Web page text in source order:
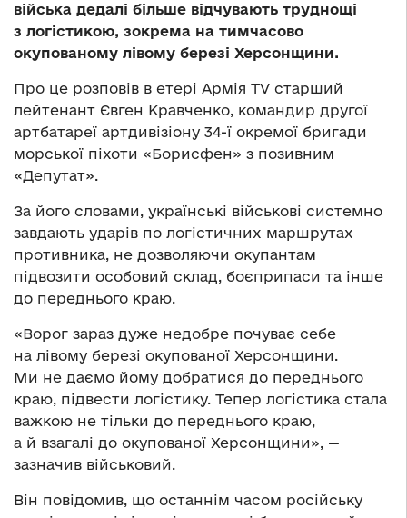
війська дедалі більше відчувають труднощі
з логістикою, зокрема на тимчасово
окупованому лівому березі Херсонщини.
Про це розповів в етері Армія TV старший
лейтенант Євген Кравченко, командир другої
артбатареї артдивізіону 34-ї окремої бригади
морської піхоти «Борисфен» з позивним
«Депутат».
За його словами, українські військові системно
завдають ударів по логістичних маршрутах
противника, не дозволяючи окупантам
підвозити особовий склад, боєприпаси та інше
до переднього краю.
«Ворог зараз дуже недобре почуває себе
на лівому березі окупованої Херсонщини.
Ми не даємо йому добратися до переднього
краю, підвести логістику. Тепер логістика стала
важкою не тільки до переднього краю,
а й взагалі до окупованої Херсонщини», —
зазначив військовий.
Він повідомив, що останнім часом російську